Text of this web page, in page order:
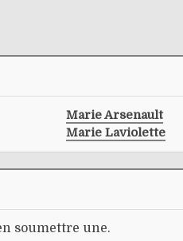
Marie Arsenault
Marie Laviolette
soumettre une.